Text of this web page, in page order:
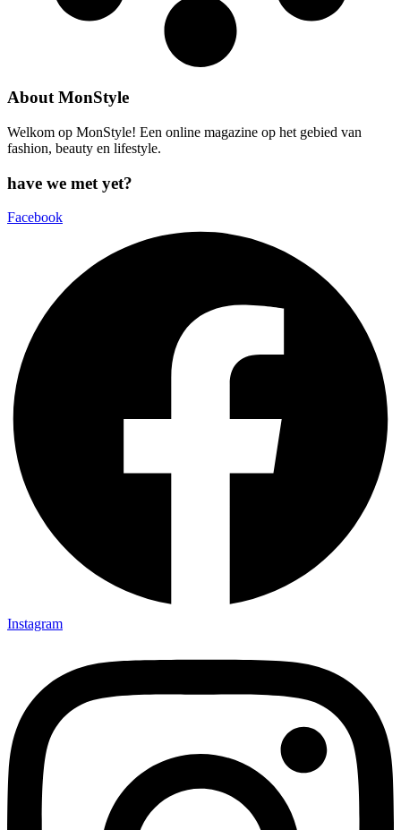
About MonStyle
Welkom op MonStyle! Een online magazine op het gebied van
fashion, beauty en lifestyle.
have we met yet?
Facebook
Instagram